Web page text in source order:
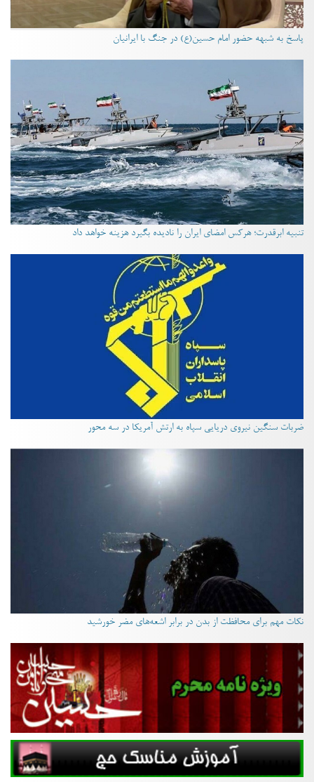
پاسخ به شبهه حضور امام حسین(ع) در جنگ با ایرانیان
تنبیه ابرقدرت؛ هرکس امضای ایران را نادیده بگیرد هزینه خواهد داد
ضربات سنگین نیروی دریایی سپاه به ارتش آمریکا در سه محور
نکات مهم برای محافظت از بدن در برابر اشعه‌های مضر خورشید